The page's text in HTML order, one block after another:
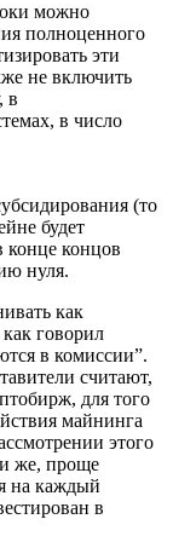
можно
полноценного
эти
не включить
в
в число
(то
будет
конце концов
нуля.
как
говорил
в комиссии”.
считают,
для того
майнинга
этого
же, проще
на каждый
в